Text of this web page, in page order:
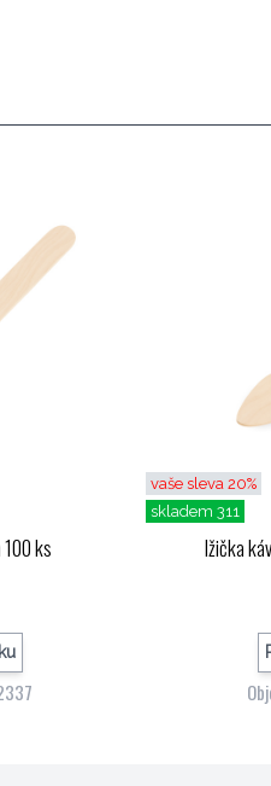
100 ks
vaše sleva 20%
skladem 311
lžička